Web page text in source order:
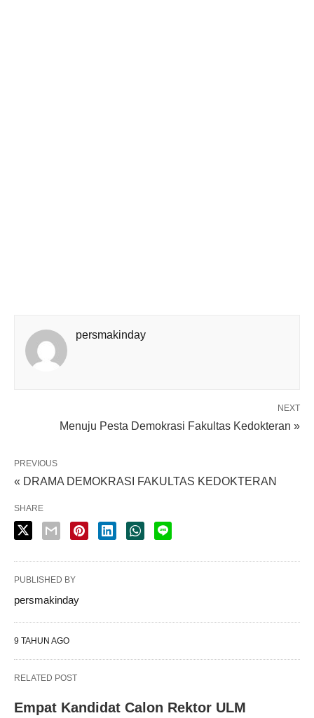
persmakinday
NEXT
Menuju Pesta Demokrasi Fakultas Kedokteran »
PREVIOUS
« DRAMA DEMOKRASI FAKULTAS KEDOKTERAN
SHARE
PUBLISHED BY
persmakinday
9 TAHUN AGO
RELATED POST
Empat Kandidat Calon Rektor ULM